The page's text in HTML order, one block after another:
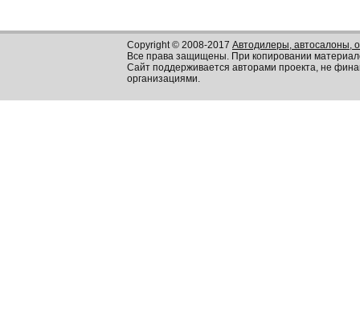
Copyright © 2008-2017 Автодилеры, автосалоны,
Все права защищены. При копировании
Сайт поддерживается авторами проекта, не
организациями.